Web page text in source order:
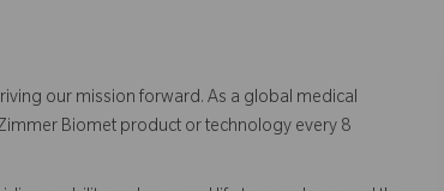
our mission forward. As a global medical
Biomet product or technology every 8